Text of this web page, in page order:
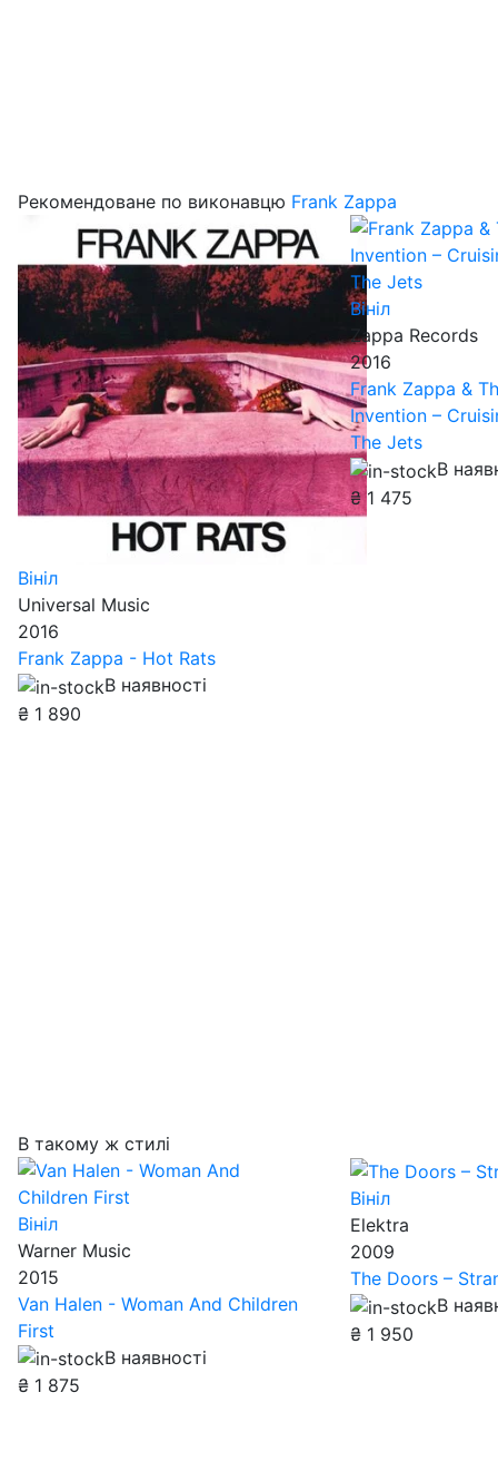
Рекомендоване по виконавцю Frank Zappa
Вініл
Universal Music
2016
Frank Zappa - Hot Rats
В наявності
₴ 1 890
Вініл
Zappa Records
2016
Frank Zappa &
Invention –
The Jets
В
₴1 475
В такому ж стилі
Вініл
Warner Music
2015
Van Halen - Woman And Children
First
В наявності
₴ 1 875
Вініл
Elektra
2009
The Doors –
В
₴ 1 950